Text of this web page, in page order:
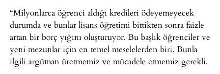
“Milyonlarca öğrenci aldığı kredileri ödeyemeyecek
durumda ve bunlar lisans öğretimi bittikten sonra faizle
artan bir borç yığını oluşturuyor. Bu başlık öğrenciler ve
yeni mezunlar için en temel meselelerden biri. Bunla
ilgili argüman üretmemiz ve mücadele etmemiz gerekli.